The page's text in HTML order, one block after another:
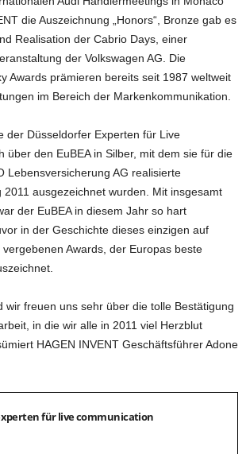
die Auszeichnung „Honors“, Bronze gab es
Realisation der Cabrio Days, einer
der Volkswagen AG. Die
Awards prämieren bereits seit 1987 weltweit
im Bereich der Markenkommunikation.
der Düsseldorfer Experten für Live
über den EuBEA in Silber, mit dem sie für die
Lebensversicherung AG realisierte
ausgezeichnet wurden. Mit insgesamt
der EuBEA in diesem Jahr so hart
in der Geschichte dieses einzigen auf
Awards, der Europas beste
wir freuen uns sehr über die tolle Bestätigung
in die wir alle in 2011 viel Herzblut
HAGEN INVENT Geschäftsführer Adone
für live communication